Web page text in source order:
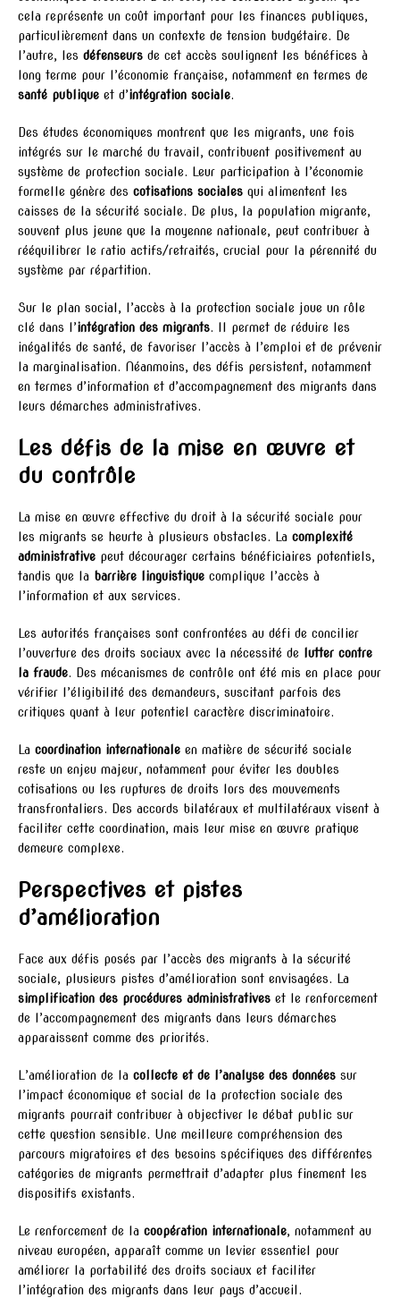
cela représente un coût important pour les finances publiques,
particulièrement dans un contexte de tension budgétaire. De
l’autre, les défenseurs de cet accès soulignent les bénéfices à
long terme pour l’économie française, notamment en termes de
santé publique et d’intégration sociale.
Des études économiques montrent que les migrants, une fois
intégrés sur le marché du travail, contribuent positivement au
système de protection sociale. Leur participation à l’économie
formelle génère des cotisations sociales qui alimentent les
caisses de la sécurité sociale. De plus, la population migrante,
souvent plus jeune que la moyenne nationale, peut contribuer à
rééquilibrer le ratio actifs/retraités, crucial pour la pérennité du
système par répartition.
Sur le plan social, l’accès à la protection sociale joue un rôle
clé dans l’intégration des migrants. Il permet de réduire les
inégalités de santé, de favoriser l’accès à l’emploi et de prévenir
la marginalisation. Néanmoins, des défis persistent, notamment
en termes d’information et d’accompagnement des migrants dans
leurs démarches administratives.
Les défis de la mise en œuvre et
du contrôle
La mise en œuvre effective du droit à la sécurité sociale pour
les migrants se heurte à plusieurs obstacles. La complexité
administrative peut décourager certains bénéficiaires potentiels,
tandis que la barrière linguistique complique l’accès à
l’information et aux services.
Les autorités françaises sont confrontées au défi de concilier
l’ouverture des droits sociaux avec la nécessité de
lutter contre
la fraude. Des mécanismes de contrôle ont été mis en place pour
vérifier l’éligibilité des demandeurs, suscitant parfois des
critiques quant à leur potentiel caractère discriminatoire.
La coordination internationale en matière de sécurité sociale
reste un enjeu majeur, notamment pour éviter les doubles
cotisations ou les ruptures de droits lors des mouvements
transfrontaliers. Des accords bilatéraux et multilatéraux visent à
faciliter cette coordination, mais leur mise en œuvre pratique
demeure complexe.
Perspectives et pistes
d’amélioration
Face aux défis posés par l’accès des migrants à la sécurité
sociale, plusieurs pistes d’amélioration sont envisagées. La
simplification des procédures administratives et le renforcement
de l’accompagnement des migrants dans leurs démarches
apparaissent comme des priorités.
L’amélioration de la collecte et de l’analyse des données sur
l’impact économique et social de la protection sociale des
migrants pourrait contribuer à objectiver le débat public sur
cette question sensible. Une meilleure compréhension des
parcours migratoires et des besoins spécifiques des différentes
catégories de migrants permettrait d’adapter plus finement les
dispositifs existants.
Le renforcement de la coopération internationale, notamment au
niveau européen, apparaît comme un levier essentiel pour
améliorer la portabilité des droits sociaux et faciliter
l’intégration des migrants dans leur pays d’accueil.